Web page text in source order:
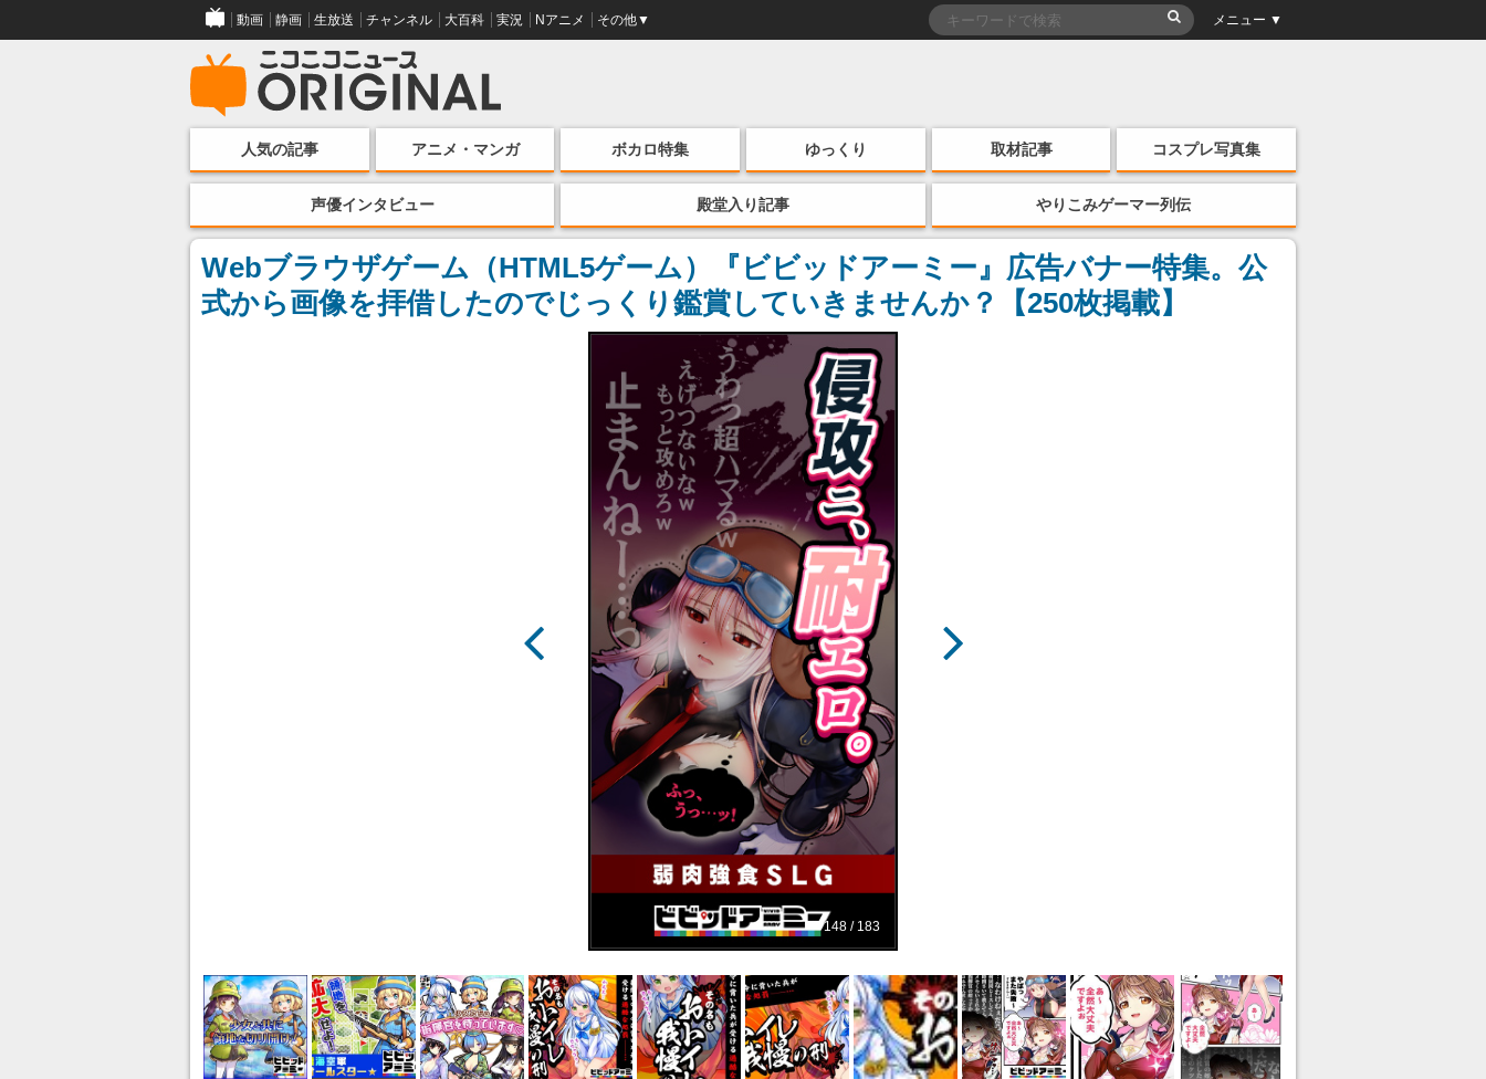
動画 静画 生放送 チャンネル 大百科 実況 Nアニメ その他▼ メニュー ▼
人気の記事 アニメ・マンガ ボカロ特集 ゆっくり 取材記事 コスプレ写真集
声優インタビュー 殿堂入り記事 やりこみゲーマー列伝
Webブラウザゲーム（HTML5ゲーム）『ビビッドアーミー』広告バナー特集。公
式から画像を拝借したのでじっくり鑑賞していきませんか？【250枚掲載】
148 / 183